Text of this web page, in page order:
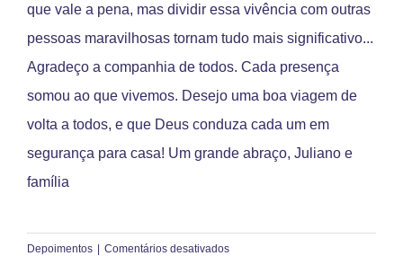
que vale a pena, mas dividir essa vivência com outras
pessoas maravilhosas tornam tudo mais significativo...
Agradeço a companhia de todos. Cada presença
somou ao que vivemos. Desejo uma boa viagem de
volta a todos, e que Deus conduza cada um em
segurança para casa! Um grande abraço, Juliano e
família
Depoimentos | Comentários desativadosem